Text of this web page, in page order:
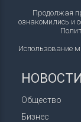
Продолжая
ознакомились и
Использование
НОВОСТИ
Общество
Бизнес